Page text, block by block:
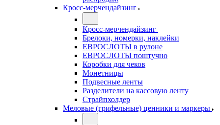
Кросс-мерчендайзинг
Кросс-мерчендайзинг
Брелоки, номерки, наклейки
ЕВРОСЛОТЫ в рулоне
ЕВРОСЛОТЫ поштучно
Коробки для чеков
Монетницы
Подвесные ленты
Разделители на кассовую ленту
Страйпхолдер
Меловые (грифельные) ценники и маркеры